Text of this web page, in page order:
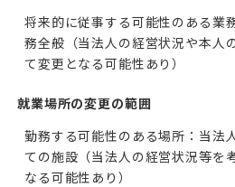
将来的に従事する可能性のある業
務全般（当法人の経営状況や本人
て変更となる可能性あり）
就業場所の変更の範囲
勤務する可能性のある場所：当法
ての施設（当法人の経営状況等を
なる可能性あり）